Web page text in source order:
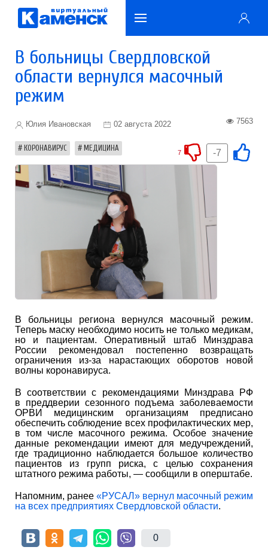
В больницы Свердловской
области вернулся масочный
режим
Юлия Ивановская 02 августа 2022 7563
КОРОНАВИРУС МЕДИЦИНА -7
7
В больницы региона вернулся масочный режим.
Теперь маску необходимо носить не только медикам,
но и пациентам. Оперативный штаб Минздрава
России рекомендовал постепенно возвращать
ограничения из-за нарастающих оборотов новой
волны коронавируса.
В соответствии с рекомендациями Минздрава РФ
в преддверии сезонного подъема заболеваемости
ОРВИ медицинским организациям предписано
обеспечить соблюдение всех профилактических мер,
в том числе масочного режима. Особое значение
данные рекомендации имеют для медучреждений,
где традиционно наблюдается большое количество
пациентов из групп риска, с целью сохранения
штатного режима работы, — сообщили в оперштабе.
Напомним, ранее «РУСАЛ» вернул масочный режим
на всех предприятиях Свердловской области.
0